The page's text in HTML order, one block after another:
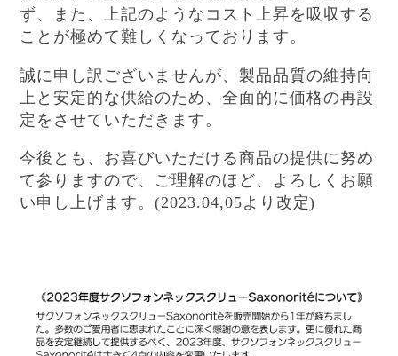
ず、また、上記のようなコスト上昇を吸収する
ことが極めて難しくなっております。
誠に申し訳ございませんが、製品品質の維持向
上と安定的な供給のため、全面的に価格の再設
定をさせていただきます。
今後とも、お喜びいただける商品の提供に努め
て参りますので、ご理解のほど、よろしくお願
い申し上げます。(2023.04,05より改定)